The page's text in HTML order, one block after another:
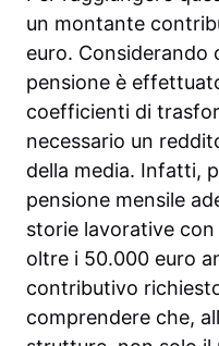
un montante
euro. Considerando
pensione è
coefficienti di
necessario un
della media. Infatti,
pensione mensile
storie lavorative
oltre i 50.000 euro
contributivo
comprendere che,